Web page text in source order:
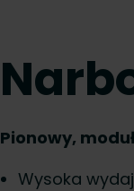
Pionowy,
Wysoka